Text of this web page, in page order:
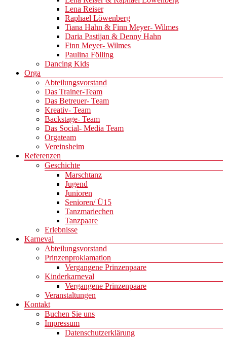
Lena Reiser
Raphael Löwenberg
Tiana Hahn & Finn Meyer- Wilmes
Daria Pastijan & Denny Hahn
Finn Meyer- Wilmes
Paulina Fölling
Dancing Kids
Orga
Abteilungsvorstand
Das Trainer-Team
Das Betreuer- Team
Kreativ- Team
Backstage- Team
Das Social- Media Team
Orgateam
Vereinsheim
Referenzen
Geschichte
Marschtanz
Jugend
Junioren
Senioren/ Ü15
Tanzmariechen
Tanzpaare
Erlebnisse
Karneval
Abteilungsvorstand
Prinzenproklamation
Vergangene Prinzenpaare
Kinderkarneval
Vergangene Prinzenpaare
Veranstaltungen
Kontakt
Buchen Sie uns
Impressum
Datenschutzerklärung